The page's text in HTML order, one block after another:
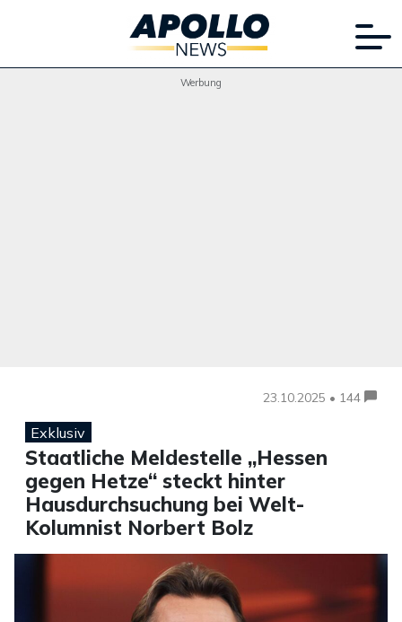
Werbung
23.10.2025 • 144
Exklusiv
Staatliche Meldestelle „Hessen
gegen Hetze“ steckt hinter
Hausdurchsuchung bei Welt-
Kolumnist Norbert Bolz